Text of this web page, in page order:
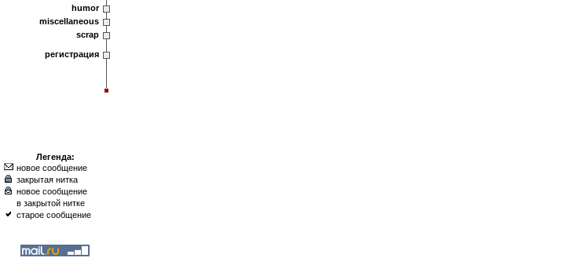
humor
miscellaneous
scrap
регистрация
Легенда:
новое сообщение
закрытая нитка
новое сообщение
в закрытой нитке
старое сообщение